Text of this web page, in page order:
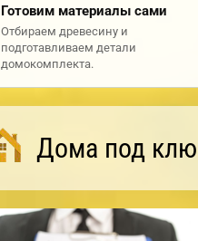
Готовим материалы сами
Отбираем древесину и
подготавливаем детали
домокомплекта.
Дома под